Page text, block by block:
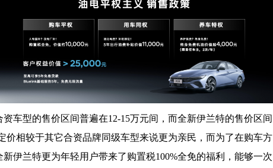
车型的售价区间普遍在12-15万元间，而全新伊兰特的售价区间
价相较于其它合资品牌同级车型来说更为亲民，而为了在购车方
伊兰特更为年轻用户带来了购置税100%全免的福利，能够一次